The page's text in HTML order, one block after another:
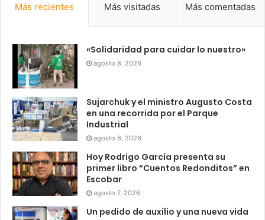
Más recientes Más visitadas Más comentadas
«Solidaridad para cuidar lo nuestro»
agosto 8, 2026
Sujarchuk y el ministro Augusto Costa
en una recorrida por el Parque
Industrial
agosto 8, 2026
Hoy Rodrigo García presenta su
primer libro “Cuentos Redonditos” en
Escobar
agosto 7, 2026
Un pedido de auxilio y una nueva vida